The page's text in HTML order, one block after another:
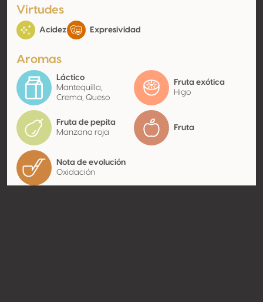
Virtudes
Acidez Expresividad
Aromas
Láctico
Mantequilla,
Crema, Queso
Fruta exótica
Higo
Fruta de pepita
Manzana roja
Fruta
Nota de evolución
Oxidación